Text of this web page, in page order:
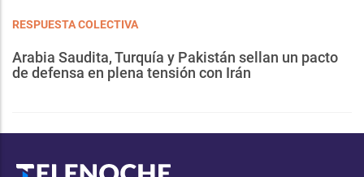
RESPUESTA COLECTIVA
Arabia Saudita, Turquía y Pakistán sellan un pacto
de defensa en plena tensión con Irán